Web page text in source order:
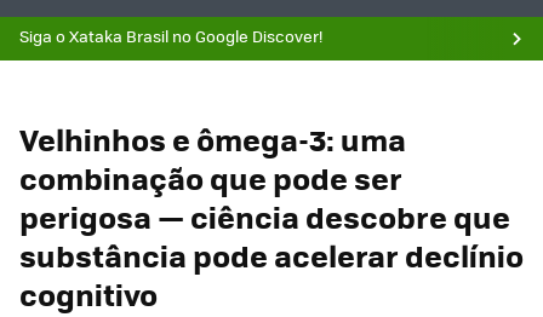
Siga o Xataka Brasil no Google Discover!
Velhinhos e ômega-3: uma
combinação que pode ser
perigosa — ciência descobre que
substância pode acelerar declínio
cognitivo